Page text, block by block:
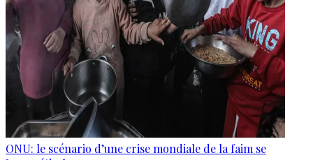
ONU: le scénario d’une crise mondiale de la faim se